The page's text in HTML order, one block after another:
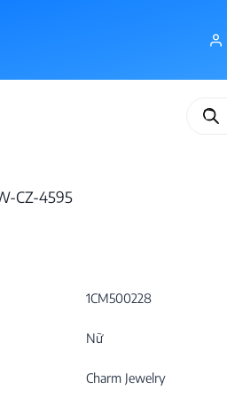
Tìm
kiếm
CZ-4595
1CM500228
Nữ
Charm Jewelry